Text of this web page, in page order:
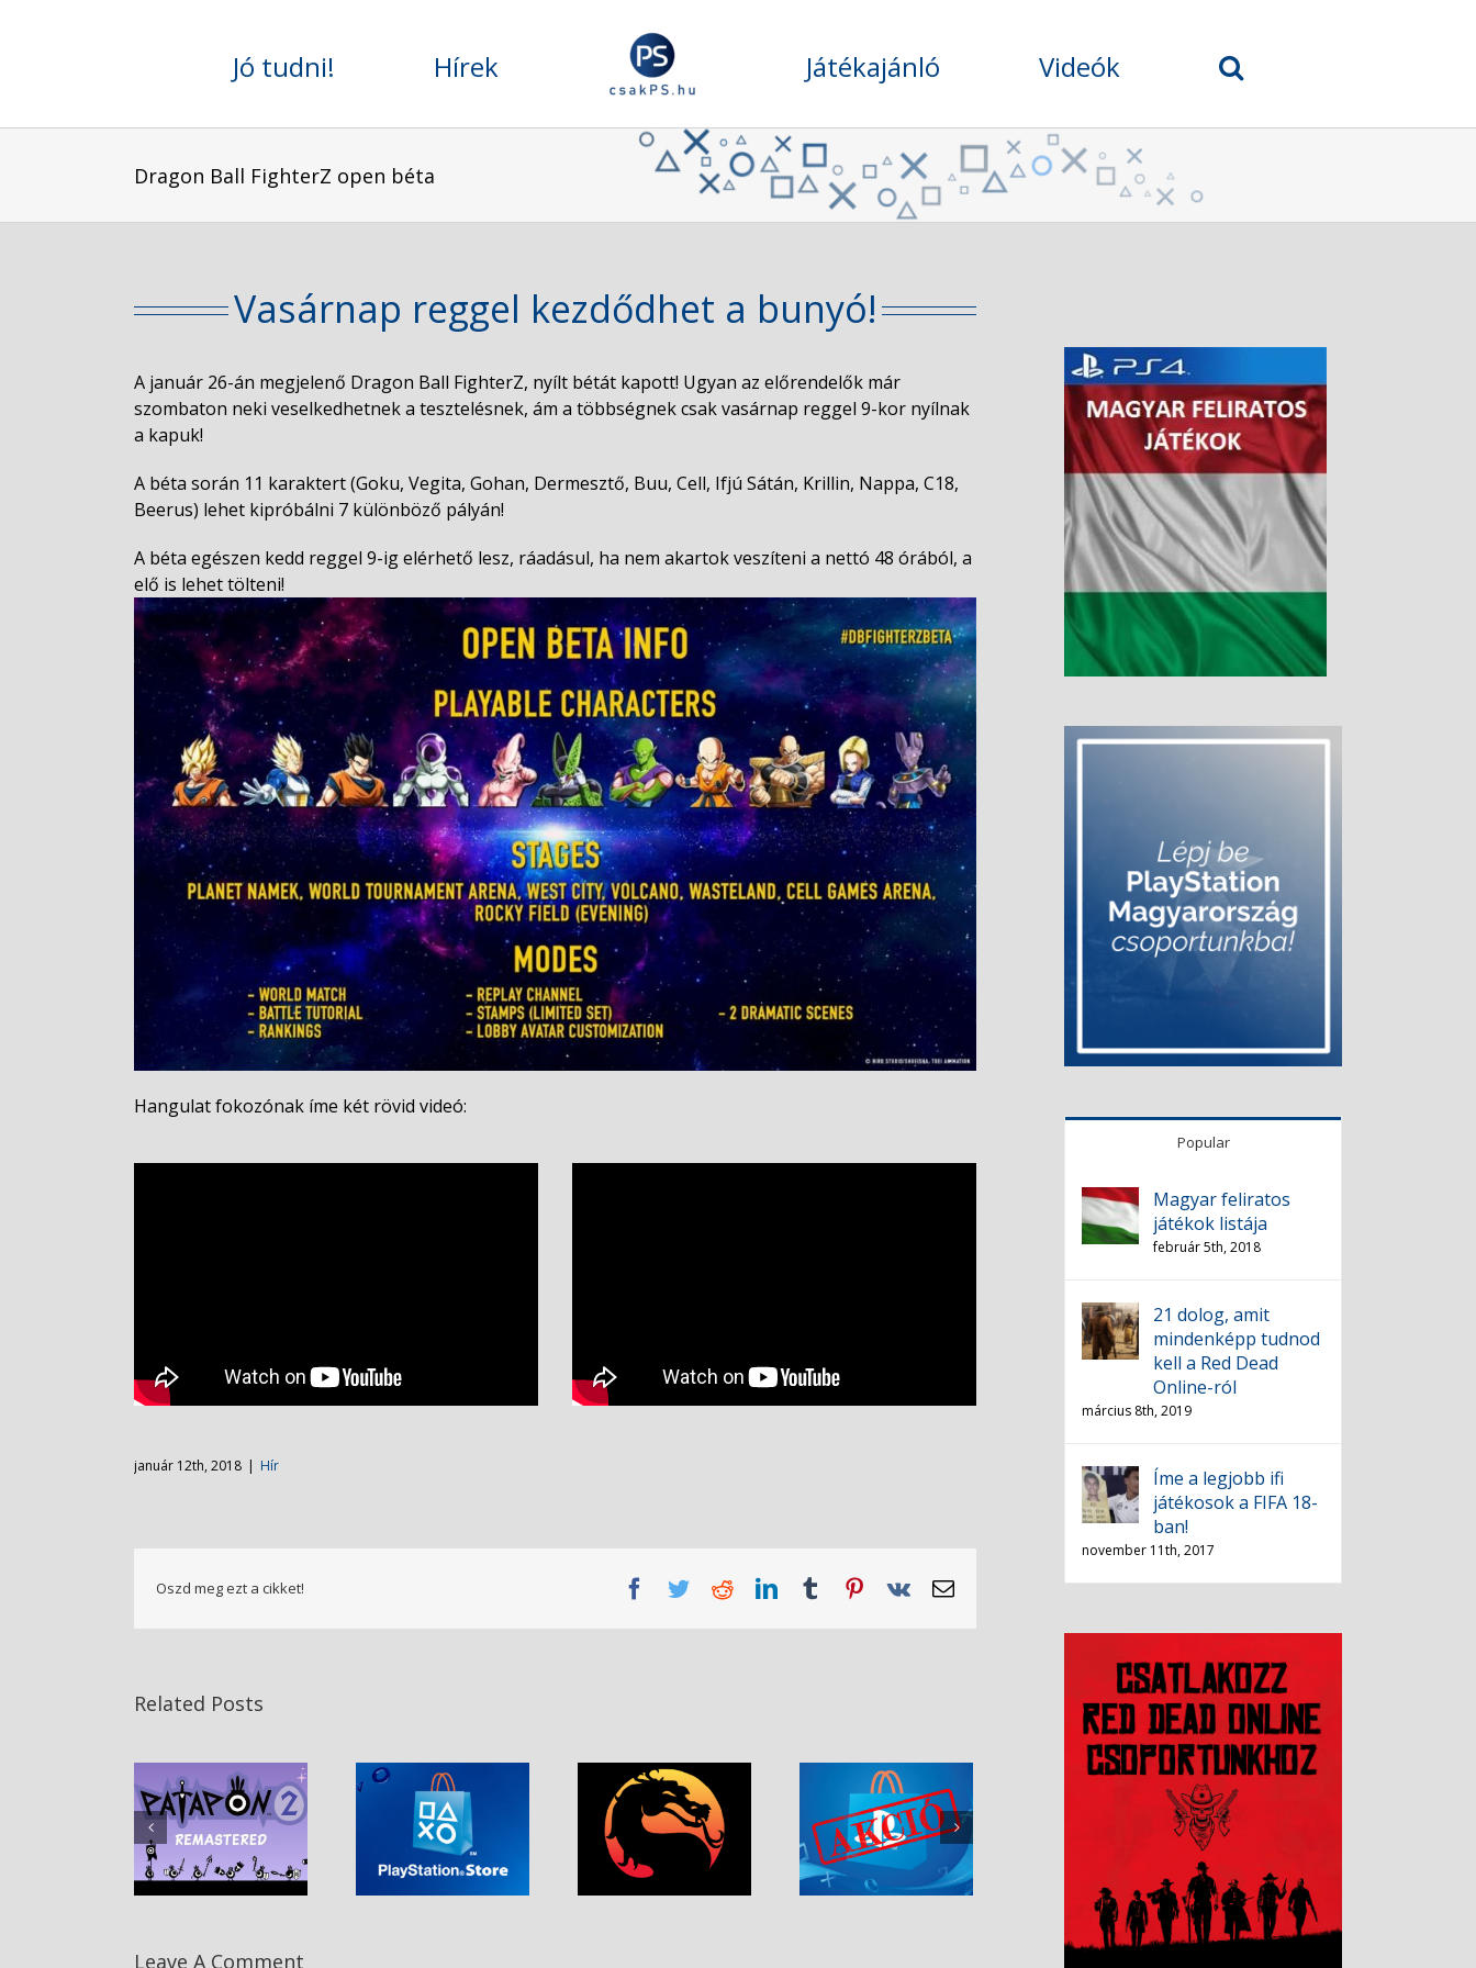
Jó tudni! Hírek Játékajánló Videók
Dragon Ball FighterZ open béta
Vasárnap reggel kezdődhet a bunyó!
A január 26-án megjelenő Dragon Ball FighterZ, nyílt bétát kapott! Ugyan az előrendelők már
szombaton neki veselkedhetnek a tesztelésnek, ám a többségnek csak vasárnap reggel 9-kor nyílnak
a kapuk!
A béta során 11 karaktert (Goku, Vegita, Gohan, Dermesztő, Buu, Cell, Ifjú Sátán, Krillin, Nappa, C18,
Beerus) lehet kipróbálni 7 különböző pályán!
A béta egészen kedd reggel 9-ig elérhető lesz, ráadásul, ha nem akartok veszíteni a nettó 48 órából, a
elő is lehet tölteni!
Hangulat fokozónak íme két rövid videó:
január 12th, 2018 | Hír
Oszd meg ezt a cikket! Facebook
TwitterRedditLinkedIn
TumblrPinterest
Vk Email
Related Posts
Leave A Comment
Popular
Magyar feliratos
játékok listája
február 5th, 2018
21 dolog, amit
mindenképp tudnod
kell a Red Dead
Online-ról
március 8th, 2019
Íme a legjobb ifi
játékosok a FIFA 18-
ban!
november 11th, 2017